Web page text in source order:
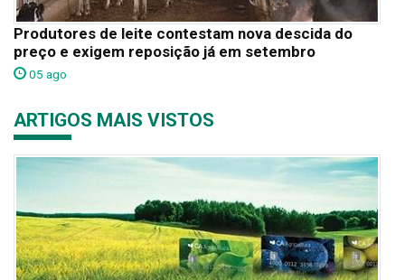
Produtores de leite contestam nova descida do
preço e exigem reposição já em setembro
05 ago
ARTIGOS MAIS VISTOS